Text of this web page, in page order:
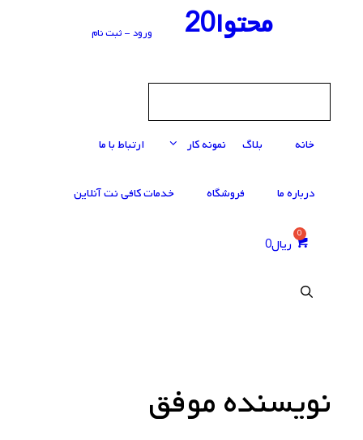
محتوا20 ورود - ثبت نام
خانه بلاگ نمونه کار ارتباط با ما
درباره ما فروشگاه خدمات کافی‌ نت آنلاین
ریال0
نویسنده موفق